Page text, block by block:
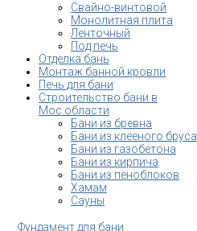
Свайно-винтовой
Монолитная плита
Ленточный
Под печь
Отделка бань
Монтаж банной кровли
Печь для бани
Строительство бани в
Мос.области
Бани из бревна
Бани из клееного бруса
Бани из газобетона
Бани из кирпича
Бани из пеноблоков
Хамам
Сауны
Фундамент для бани